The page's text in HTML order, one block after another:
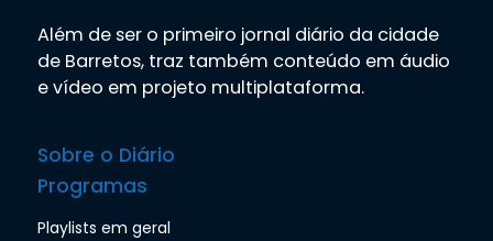
Além de ser o primeiro jornal diário da cidade
de Barretos, traz também conteúdo em áudio
e vídeo em projeto multiplataforma.
Sobre o Diário
Programas
Playlists em geral